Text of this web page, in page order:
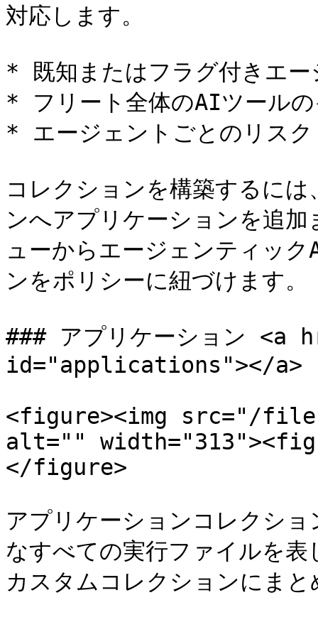
対応します。
* 既知またはフラグ付きエ
* フリート全体のAIツール
* エージェントごとのリスク
コレクションを構築するに
ンへアプリケーションを追
ューからエージェンティッ
ンをポリシーに紐づけます。
### アプリケーション
id="applications"></a>
<figure><img src="/
alt=""
</figure>
アプリケーションコレクシ
なすべての実行ファイルを
カスタムコレクションにま